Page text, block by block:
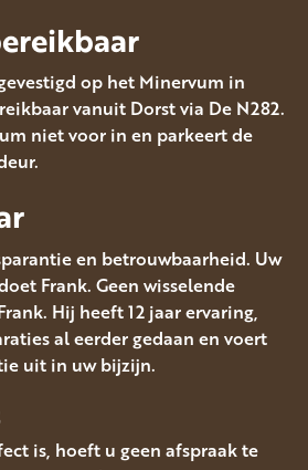
op het Minervum in
vanuit Dorst via De N282.
niet voor in en parkeert de
en betrouwbaarheid. Uw
Frank. Geen wisselende
Hij heeft 12 jaar ervaring,
al eerder gedaan en voert
uit in uw bijzijn.
is, hoeft u geen afspraak te